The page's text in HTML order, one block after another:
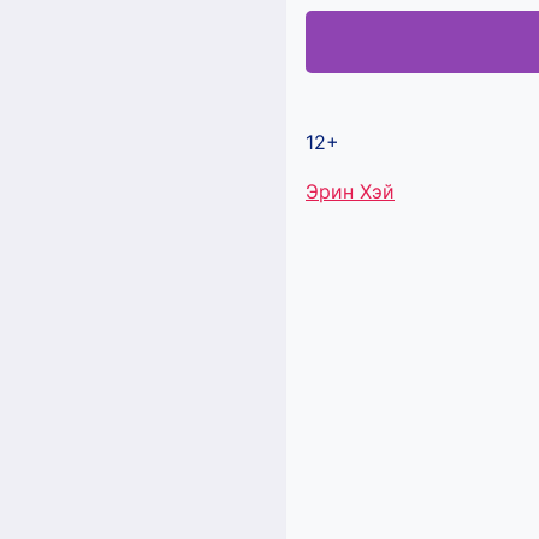
12+
Метки
Эрин Хэй